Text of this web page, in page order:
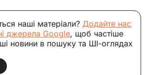
наші матеріали? Додайте нас
джерела Google, щоб частіше
новини в пошуку та ШІ-оглядах